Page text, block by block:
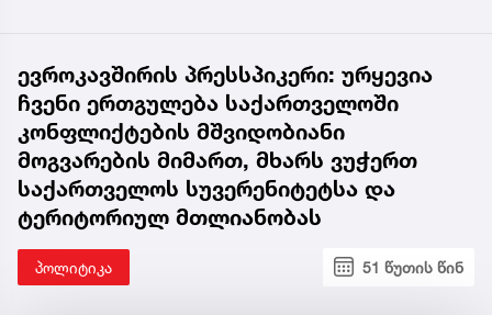
ევროკავშირის პრესსპიკერი: ურყევია
ჩვენი ერთგულება საქართველოში
კონფლიქტების მშვიდობიანი
მოგვარების მიმართ, მხარს ვუჭერთ
საქართველოს სუვერენიტეტსა და
ტერიტორიულ მთლიანობას
პოლიტიკა 51 წუთის წინ